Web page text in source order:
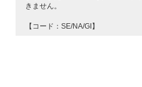
きません。
【コード：SE/NA/GI】